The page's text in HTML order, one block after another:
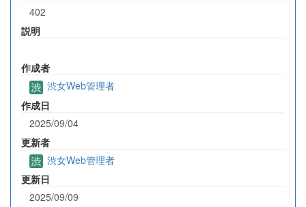
402
説明
作成者
渋女Web管理者
作成日
2025/09/04
更新者
渋女Web管理者
更新日
2025/09/09